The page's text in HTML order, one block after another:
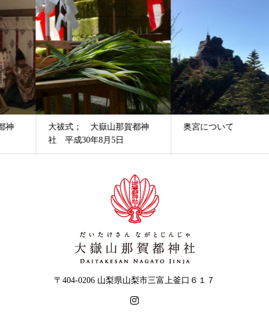
大祓式； 大嶽山那賀都神
社 平成30年8月5日
奥宮について
〒404-0206 山梨県山梨市三富上釜口６１７